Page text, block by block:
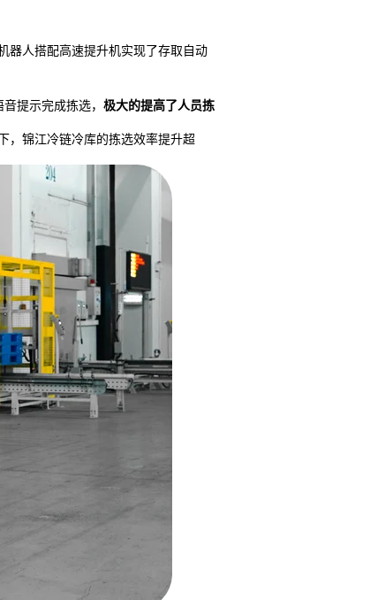
器人搭配高速提升机实现了存取自动
音提示完成拣选，极大的提高了人员拣
，锦江冷链冷库的拣选效率提升超